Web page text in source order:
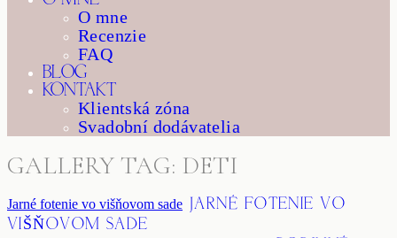
O mne
Recenzie
FAQ
BLOG
KONTAKT
Klientská zóna
Svadobní dodávatelia
GALLERY TAG: DETI
Jarné fotenie vo višňovom sade JARNÉ FOTENIE VO
VIŠŇOVOM SADE